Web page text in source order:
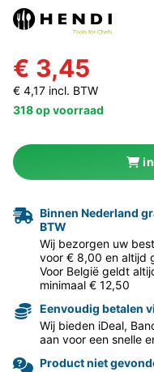
€ 3,45
€ 4,17 incl. BTW
318 op voorraad
Binnen Nederland
BTW
Wij bezorgen uw
voor € 8,00 en altijd
Voor België geldt
minimaal € 12,50
Eenvoudig betalen
Wij bieden iDeal,
aan voor een snelle
Product niet